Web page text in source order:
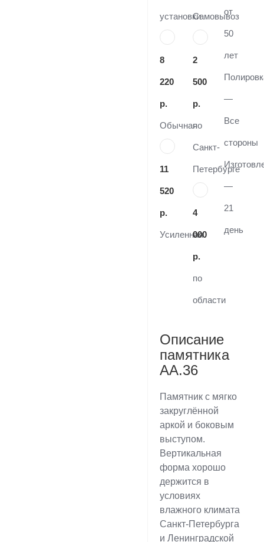
установки
8
220
р.
Обычная
11
520
р.
Усиленная
Самовывоз
2
500
р.
по
Санкт-
Петербурге
4
000
р.
по
области
от
50
лет
—
Все
стороны
—
21
день
Описание
памятника
AA.36
Памятник с мягко
закруглённой
аркой и боковым
выступом.
Вертикальная
форма хорошо
держится в
условиях
влажного климата
Санкт-Петербурга
и Ленинградской